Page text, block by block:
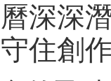
深深
住創